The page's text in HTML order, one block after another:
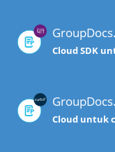
Cloud SDK
Cloud untuk